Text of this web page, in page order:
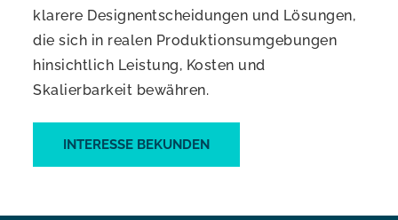
klarere Designentscheidungen und Lösungen,
die sich in realen Produktionsumgebungen
hinsichtlich Leistung, Kosten und
Skalierbarkeit bewähren.
INTERESSE BEKUNDEN